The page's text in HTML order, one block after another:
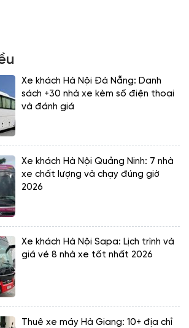
Xe khách Hà Nội Đà Nẵng: Danh
sách +30 nhà xe kèm số điện thoại
và đánh giá
Xe khách Hà Nội Quảng Ninh: 7 nhà
xe chất lượng và chạy đúng giờ
2026
Xe khách Hà Nội Sapa: Lịch trình và
giá vé 8 nhà xe tốt nhất 2026
Thuê xe máy Hà Giang: 10+ địa chỉ